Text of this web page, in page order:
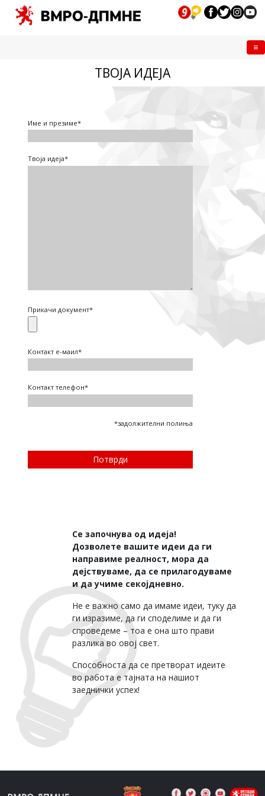
ТВОЈА ИДЕЈА
Име и презиме*
Твоја идеја*
Прикачи документ*
Контакт е-маил*
Контакт телефон*
*задолжителни полиња
Се започнува од идеја!
Дозволете вашите идеи да ги
направиме реалност, мора да
дејствуваме, да се прилагодуваме
и да учиме секојдневно.
Не е важно само да имаме идеи, туку да
ги изразиме, да ги споделиме и да ги
спроведеме – тоа е она што прави
разлика во овој свет.
Способноста да се претворат идеите
во работа е тајната на нашиот
заеднички успех!